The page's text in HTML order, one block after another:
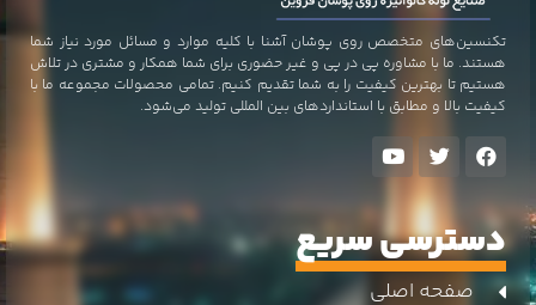
تکنسین‌های متخصص روی پوشان آشنا با کلیه موارد و مسائل مورد نیاز شما
هستند. ما با مشاوره پی در پی و غیر حضوری برای شما همکار و مشتری در تلاش
هستیم تا بهترین کیفیت را به شما تقدیم کنیم. تمامی محصولات مجموعه ما با
کیفیت بالا و مطابق با استاندارد‌های بین المللی تولید می‌شود.
دسترسی سریع
صفحه اصلی